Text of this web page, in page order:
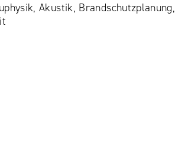
Akustik, Brandschutzplanung,